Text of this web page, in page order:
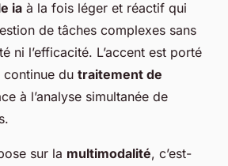
ia à la fois léger et réactif qui
de tâches complexes sans
ni l’efficacité. L’accent est porté
continue du traitement de
à l’analyse simultanée de
sur la multimodalité, c’est-